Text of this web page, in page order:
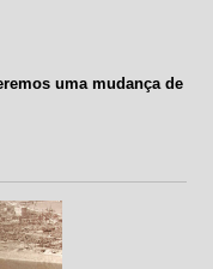
uma mudança de